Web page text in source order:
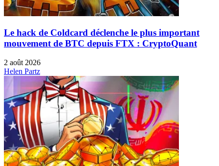
Le hack de Coldcard déclenche le plus important
mouvement de BTC depuis FTX : CryptoQuant
2 août 2026
Helen Partz